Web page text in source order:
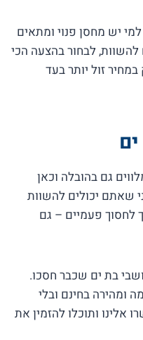
יש מחסן פנוי ומתאים
לבחור בהצעה הכי
זול יותר בעד
גם בהובלה וכאן
שאתם יכולים להשוות
לחסוך פעמיים – גם
בת ים שכבר חסכו.
ומהירה בחינם ובלי
אלינו ותוכלו להזמין את